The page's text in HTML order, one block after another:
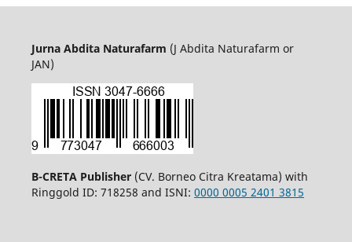
Jurna Abdita Naturafarm (J Abdita Naturafarm or
JAN)
B-CRETA Publisher (CV. Borneo Citra Kreatama) with
Ringgold ID: 718258 and ISNI: 0000 0005 2401 3815